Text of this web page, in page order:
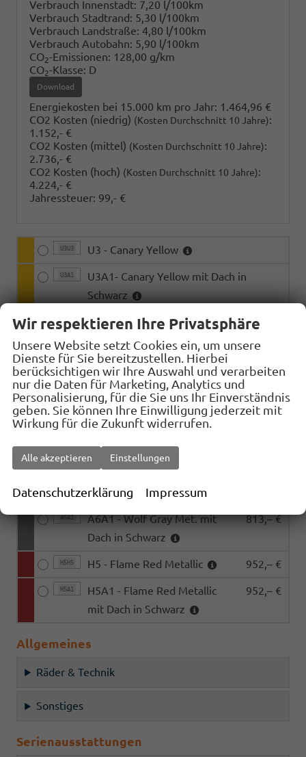
Verbrauch Innenstadt: 7,20 l/100km
Verbrauch Stadtrand: 5,30 l/100km
Verbrauch Landstraße: 4,80 l/100km
Verbrauch Autobahn: 5,90 l/100km
CO2-Emissionen: 128,00 g/km
CO2-Klasse: D
Download
Energiekosten bei 15.000 km pro Jahr: 1.464,96 €
CO2 Kosten (niedrig) (Kosten Durchschnitt 10 Jahre):
1.152,- €
CO2 Kosten (mittel) (Kosten Durchschnitt 10 Jahre):
2.736,- €
CO2 Kosten (hoch) (Kosten Durchschnitt 10 Jahre):
4.224,- €
Jahressteuer: 99,- €
U3U3 U3 - Canary Yellow
U3A1
U3A1- Canary Yellow mit Dach in
Schwarz
0QOQ 0Q - Pure White 450,– €
0QA1
0QA1 - Pure White mit Dach
in Schwarz
450,– €
0E0E 0E - Grenadilla Black Met. 813,– €
7X7X 7X - Celestial Blue Met.
7XA1
7XA1 - Celestial Blue Met. mit
Dach in Schwarz
A6A6 A6 - Wolf Gray Met.
A6A1
A6A1 - Wolf Gray Met. mit
Dach in Schwarz
813,– €
H5H5 H5 - Flame Red Metallic 952,– €
H5A1
H5A1 - Flame Red Metallic
mit Dach in Schwarz
952,– €
Allgemeines
Räder & Technik
Sonstiges
Serienausstattungen
Wir respektieren Ihre Privatsphäre
Unsere Website setzt Cookies ein, um unsere
Dienste für Sie bereitzustellen. Hierbei
berücksichtigen wir Ihre Auswahl und verarbeiten
nur die Daten für Marketing, Analytics und
Personalisierung, für die Sie uns Ihr Einverständnis
geben. Sie können Ihre Einwilligung jederzeit mit
Wirkung für die Zukunft widerrufen.
Alle akzeptieren Einstellungen
Datenschutzerklärung Impressum